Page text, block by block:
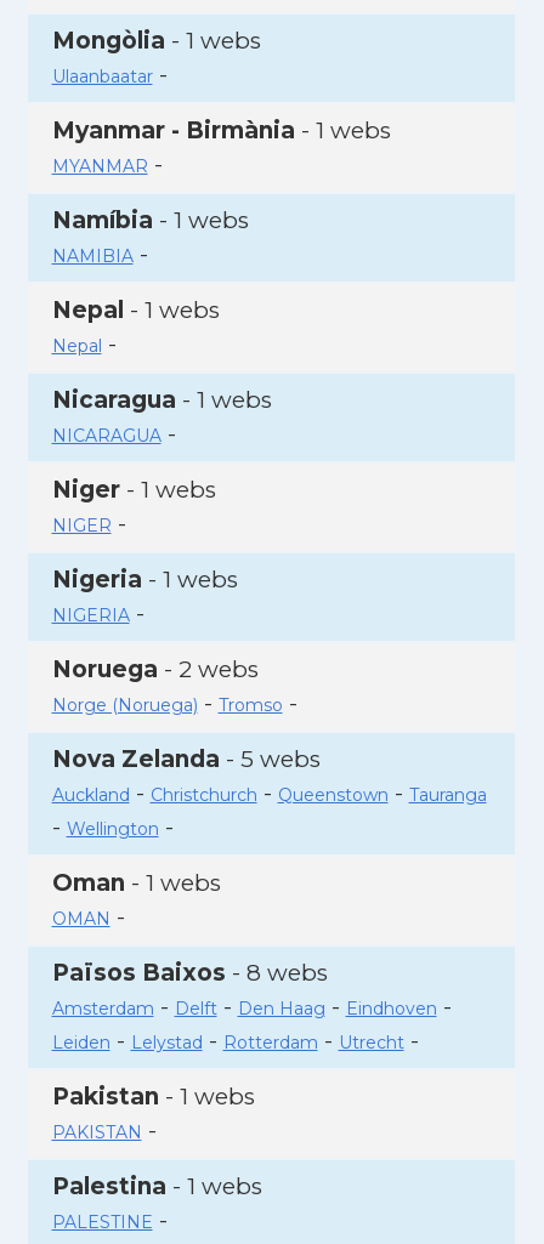
Mongòlia - 1 webs
Ulaanbaatar-
Myanmar - Birmània - 1 webs
MYANMAR -
Namíbia - 1 webs
NAMIBIA-
Nepal - 1 webs
Nepal -
Nicaragua - 1 webs
NICARAGUA-
Niger- 1 webs
NIGER -
Nigeria - 1 webs
NIGERIA-
Noruega - 2 webs
Norge (Noruega) - Tromso -
Nova Zelanda - 5 webs
Auckland - Christchurch - Queenstown - Tauranga
- Wellington -
Oman - 1 webs
OMAN -
Països Baixos - 8 webs
Amsterdam - Delft- Den Haag - Eindhoven -
Leiden - Lelystad - Rotterdam - Utrecht-
Pakistan - 1 webs
PAKISTAN -
Palestina - 1 webs
PALESTINE -